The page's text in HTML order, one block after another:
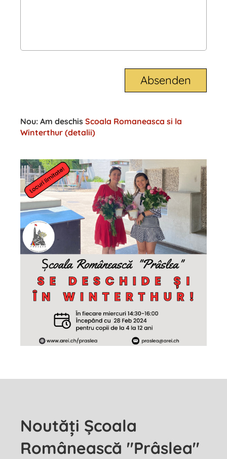
Nou: Am deschis Scoala Romaneasca si la
Winterthur (detalii)
Noutăți Școala
Românească "Prâslea"